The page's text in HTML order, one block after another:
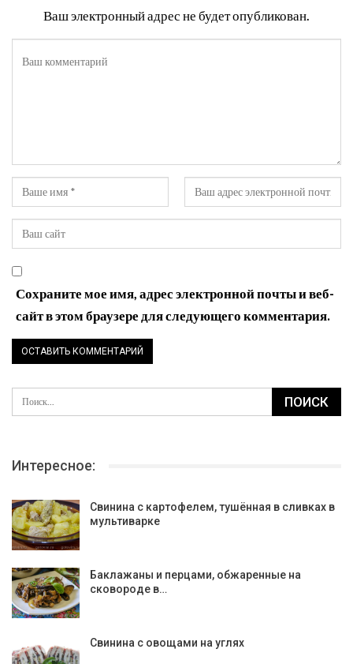
Ваш электронный адрес не будет опубликован.
Сохраните мое имя, адрес электронной почты и веб-
сайт в этом браузере для следующего комментария.
Интересное:
Свинина с картофелем, тушённая в сливках в
мультиварке
Баклажаны и перцами, обжаренные на
сковороде в…
Свинина с овощами на углях